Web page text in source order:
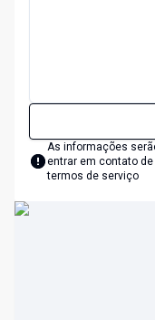
As informações
entrar em contato
termos de serviço